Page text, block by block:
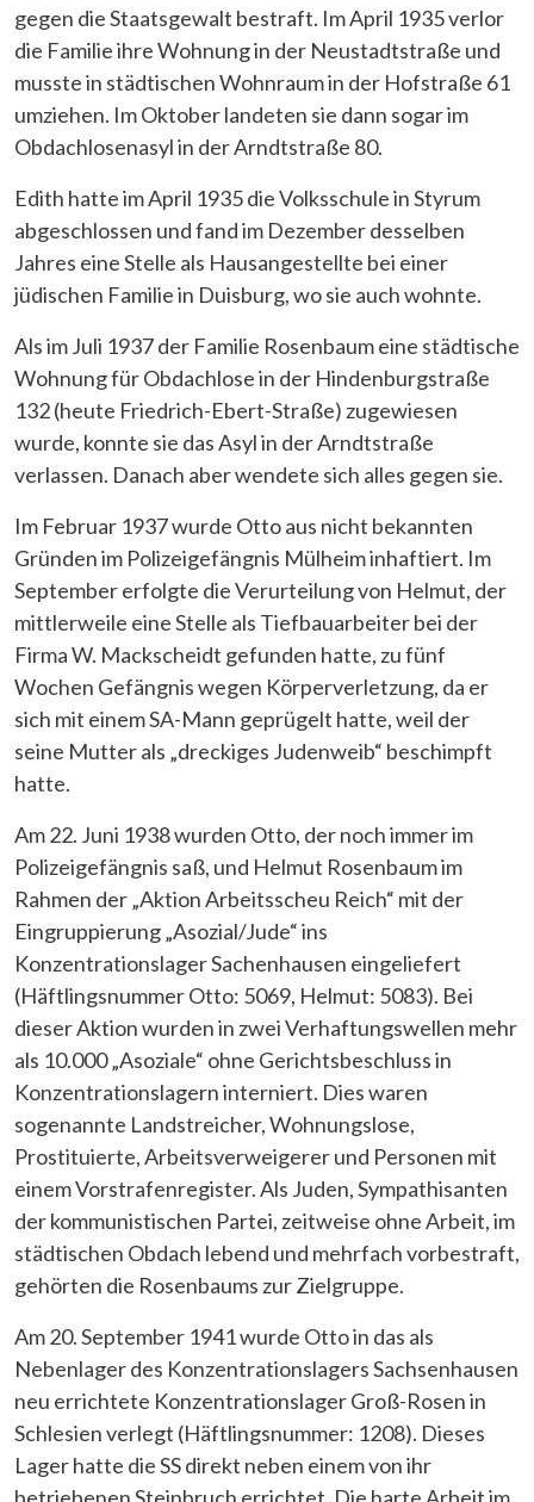
gegen die Staatsgewalt bestraft. Im April 1935 verlor
die Familie ihre Wohnung in der Neustadtstraße und
musste in städtischen Wohnraum in der Hofstraße 61
umziehen. Im Oktober landeten sie dann sogar im
Obdachlosenasyl in der Arndtstraße 80.
Edith hatte im April 1935 die Volksschule in Styrum
abgeschlossen und fand im Dezember desselben
Jahres eine Stelle als Hausangestellte bei einer
jüdischen Familie in Duisburg, wo sie auch wohnte.
Als im Juli 1937 der Familie Rosenbaum eine städtische
Wohnung für Obdachlose in der Hindenburgstraße
132 (heute Friedrich-Ebert-Straße) zugewiesen
wurde, konnte sie das Asyl in der Arndtstraße
verlassen. Danach aber wendete sich alles gegen sie.
Im Februar 1937 wurde Otto aus nicht bekannten
Gründen im Polizeigefängnis Mülheim inhaftiert. Im
September erfolgte die Verurteilung von Helmut, der
mittlerweile eine Stelle als Tiefbauarbeiter bei der
Firma W. Mackscheidt gefunden hatte, zu fünf
Wochen Gefängnis wegen Körperverletzung, da er
sich mit einem SA-Mann geprügelt hatte, weil der
seine Mutter als „dreckiges Judenweib“ beschimpft
hatte.
Am 22. Juni 1938 wurden Otto, der noch immer im
Polizeigefängnis saß, und Helmut Rosenbaum im
Rahmen der „Aktion Arbeitsscheu Reich“ mit der
Eingruppierung „Asozial/Jude“ ins
Konzentrationslager Sachenhausen eingeliefert
(Häftlingsnummer Otto: 5069, Helmut: 5083). Bei
dieser Aktion wurden in zwei Verhaftungswellen mehr
als 10.000 „Asoziale“ ohne Gerichtsbeschluss in
Konzentrationslagern interniert. Dies waren
sogenannte Landstreicher, Wohnungslose,
Prostituierte, Arbeitsverweigerer und Personen mit
einem Vorstrafenregister. Als Juden, Sympathisanten
der kommunistischen Partei, zeitweise ohne Arbeit, im
städtischen Obdach lebend und mehrfach vorbestraft,
gehörten die Rosenbaums zur Zielgruppe.
Am 20. September 1941 wurde Otto in das als
Nebenlager des Konzentrationslagers Sachsenhausen
neu errichtete Konzentrationslager Groß-Rosen in
Schlesien verlegt (Häftlingsnummer: 1208). Dieses
Lager hatte die SS direkt neben einem von ihr